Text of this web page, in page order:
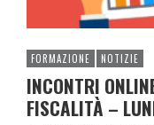
FORMAZIONE NOTIZIE
INCONTRI
FISCALITÀ –